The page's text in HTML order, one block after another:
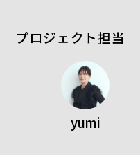
プロジェクト担当
yumi